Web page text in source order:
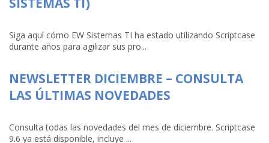
Siga aquí cómo EW Sistemas TI ha estado utilizando Scriptcase
durante años para agilizar sus pro...
NEWSLETTER DICIEMBRE – CONSULTA
LAS ÚLTIMAS NOVEDADES
Consulta todas las novedades del mes de diciembre. Scriptcase
9.6 ya está disponible, incluye ...